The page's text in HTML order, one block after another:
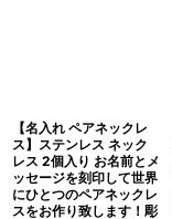
並び順 :
【名入れ ペアネックレ
ス】ステンレス ネック
レス 2個入り お名前とメ
ッセージを刻印して世界
にひとつのペアネックレ
スをお作り致します！彫